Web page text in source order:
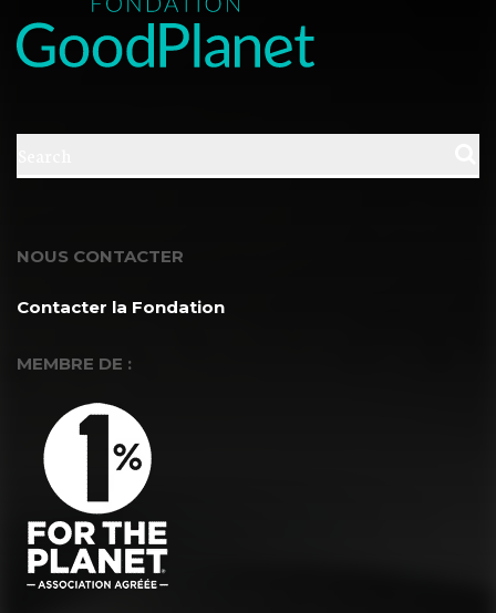
NOUS CONTACTER
Contacter la Fondation
MEMBRE DE :